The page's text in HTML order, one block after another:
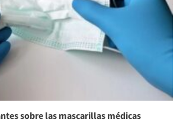
sobre las mascarillas médicas